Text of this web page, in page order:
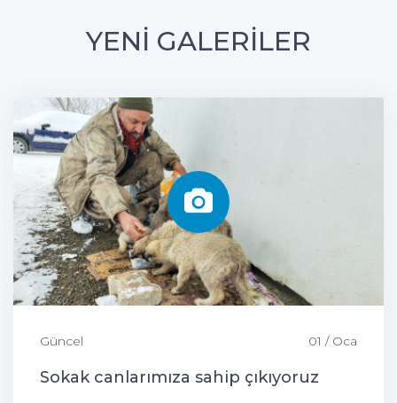
YENİ GALERİLER
Güncel 01 / Oca
Sokak canlarımıza sahip çıkıyoruz